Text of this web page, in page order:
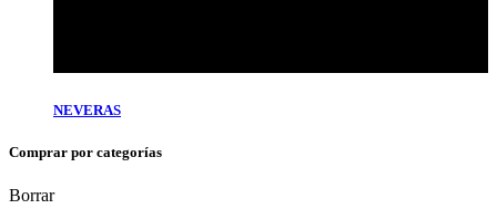
NEVERAS
Comprar por categorías
Borrar